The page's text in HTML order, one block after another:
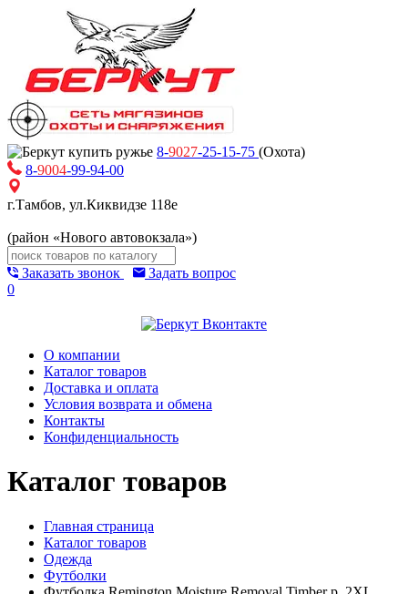
8-9027-25-15-75 (Охота)
8-9004-99-94-00
г.Тамбов, ул.Киквидзе 118е
(район «Нового автовокзала»)
Заказать звонок
Задать вопрос
0
О компании
Каталог товаров
Доставка и оплата
Условия возврата и обмена
Контакты
Конфиденциальность
Каталог товаров
Главная страница
Каталог товаров
Одежда
Футболки